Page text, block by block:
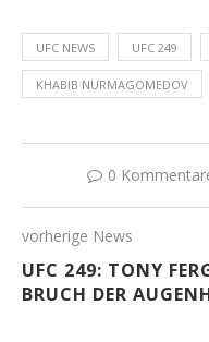
UFC NEWS UFC 249
KHABIB NURMAGOMEDOV
0
vorherige News
UFC 249: TONY
BRUCH DER